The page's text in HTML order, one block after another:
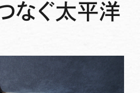
なぐ太平洋